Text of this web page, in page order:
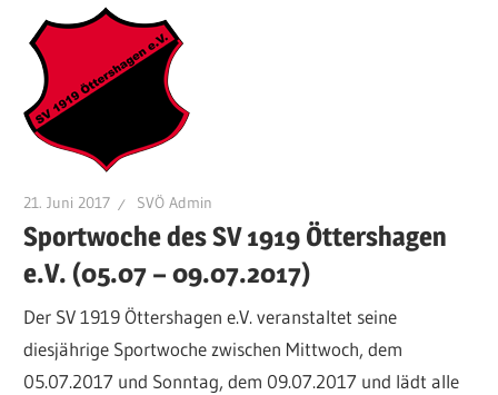
21. Juni 2017 SVÖ Admin
Sportwoche des SV 1919 Öttershagen
e.V. (05.07 – 09.07.2017)
Der SV 1919 Öttershagen e.V. veranstaltet seine
diesjährige Sportwoche zwischen Mittwoch, dem
05.07.2017 und Sonntag, dem 09.07.2017 und lädt alle